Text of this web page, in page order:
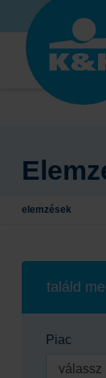
elemzések
találd
Piac
válassz